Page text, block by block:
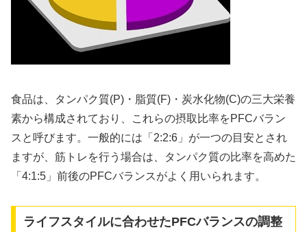
食品は、タンパク質(P)・脂質(F)・炭水化物(C)の三大栄養
素から構成されており、これらの摂取比率をPFCバラン
スと呼びます。一般的には「2:2:6」が一つの目安とされ
ますが、筋トレを行う場合は、タンパク質の比率を高めた
「4:1:5」前後のPFCバランスがよく用いられます。
ライフスタイルに合わせたPFCバランスの調整